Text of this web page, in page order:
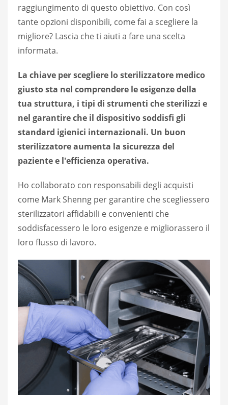
raggiungimento di questo obiettivo. Con così
tante opzioni disponibili, come fai a scegliere la
migliore? Lascia che ti aiuti a fare una scelta
informata.
La chiave per scegliere lo sterilizzatore medico
giusto sta nel comprendere le esigenze della
tua struttura, i tipi di strumenti che sterilizzi e
nel garantire che il dispositivo soddisfi gli
standard igienici internazionali. Un buon
sterilizzatore aumenta la sicurezza del
paziente e l'efficienza operativa.
Ho collaborato con responsabili degli acquisti
come Mark Shenng per garantire che scegliessero
sterilizzatori affidabili e convenienti che
soddisfacessero le loro esigenze e migliorassero il
loro flusso di lavoro.